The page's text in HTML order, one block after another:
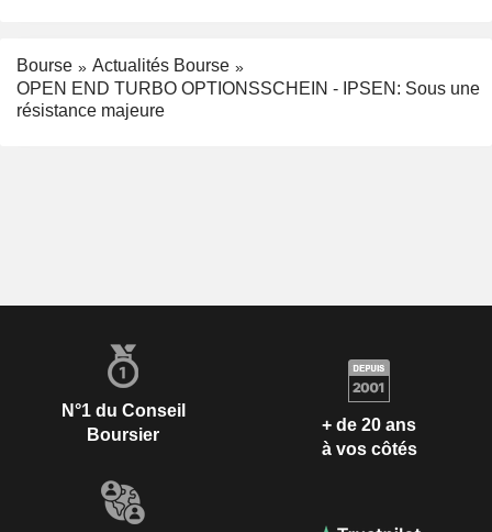
Bourse
Actualités Bourse
OPEN END TURBO OPTIONSSCHEIN - IPSEN: Sous une
résistance majeure
N°1 du Conseil
Boursier
+ de 20 ans
à vos côtés